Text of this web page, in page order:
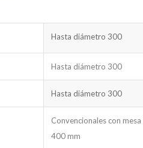
Hasta diámetro 300
Hasta diámetro 300
Hasta diámetro 300
Convencionales con
400 mm